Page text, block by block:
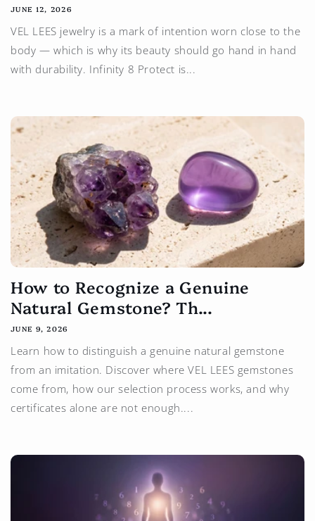
JUNE 12, 2026
VEL LEES jewelry is a mark of intention worn close to the
body — which is why its beauty should go hand in hand
with durability. Infinity 8 Protect is...
How to Recognize a Genuine
Natural Gemstone? Th...
JUNE 9, 2026
Learn how to distinguish a genuine natural gemstone
from an imitation. Discover where VEL LEES gemstones
come from, how our selection process works, and why
certificates alone are not enough....